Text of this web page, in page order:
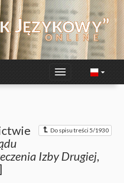
Do spisu treści 5/1930
Izby Drugiej,